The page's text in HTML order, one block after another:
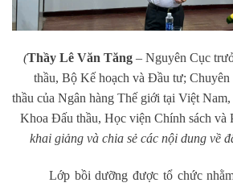
(Thầy Lê Văn Tăng – Nguyên Cục
thầu, Bộ Kế hoạch và Đầu tư; Chuyên
thầu của Ngân hàng Thế giới tại Việt Nam
Khoa Đấu thầu, Học viện Chính sách và
khai giảng và chia sẻ các nội dung về
Lớp bồi dưỡng được tổ chức nhằm